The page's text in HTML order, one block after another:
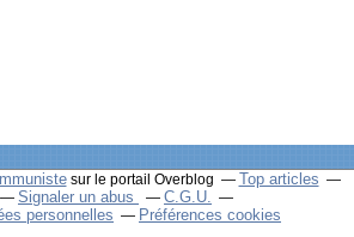
sur le portail Overblog
Top articles
Signaler un abus
C.G.U.
personnelles
Préférences cookies